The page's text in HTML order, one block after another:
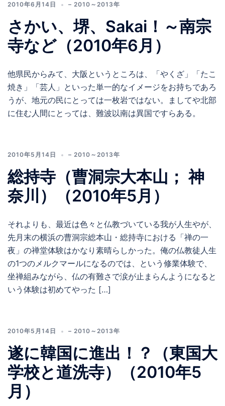
2010年6月14日 – 2010～2013年
さかい、堺、Sakai！～南宗
寺など（2010年6月）
他県民からみて、大阪というところは、「やくざ」「たこ
焼き」「芸人」といった単一的なイメージをお持ちであろ
うが、地元の民にとっては一枚岩ではない。ましてや北部
に住む人間にとっては、難波以南は異国ですらある。
2010年5月14日 – 2010～2013年
総持寺（曹洞宗大本山； 神
奈川）（2010年5月）
それよりも、最近は色々と仏教づいている我が人生やが、
先月末の横浜の曹洞宗総本山・総持寺における「禅の一
夜」の禅堂体験はかなり素晴らしかった。俺の仏教徒人生
の1つのメルクマールになるのでは、という修業体験で、
坐禅組みながら、仏の有難さで涙が止まらんようになると
いう体験は初めてやった […]
2010年5月14日 – 2010～2013年
遂に韓国に進出！？（東国大
学校と道洗寺）（2010年5
月）